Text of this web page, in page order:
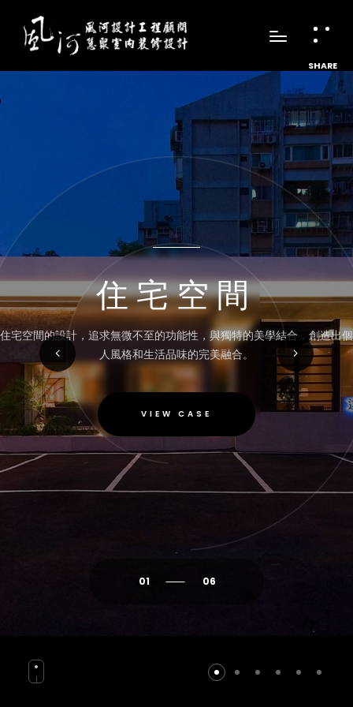
SHARE
住宅空間
住宅空間的設計，追求無微不至的功能性，與獨特的美學結合，創造出個
人風格和生活品味的完美融合。
VIEW CASE
01 06